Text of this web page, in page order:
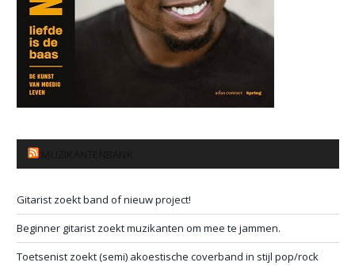
Gitarist zoekt band of nieuw project!
Beginner gitarist zoekt muzikanten om mee te jammen.
Toetsenist zoekt (semi) akoestische coverband in stijl pop/rock